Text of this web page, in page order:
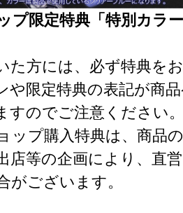
プ限定特典「特別カラ
た方には、必ず特典を
や限定特典の表記が商
すのでご注意ください
ップ購入特典は、商品
店等の企画により、直
がございます。